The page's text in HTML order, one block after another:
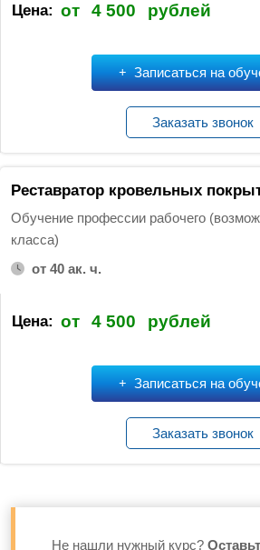
Цена: от 4 500 рублей
Записаться на
Заказать звонок
Реставратор кровельных
Обучение профессии рабочего
класса)
от 40 ак. ч.
Цена: от 4 500 рублей
Записаться на
Заказать звонок
Не нашли нужный курс?